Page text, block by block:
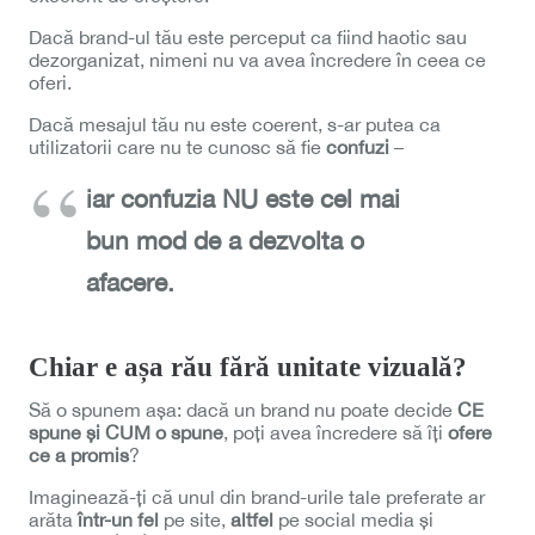
Dacă brand-ul tău este perceput ca fiind haotic sau
dezorganizat, nimeni nu va avea încredere în ceea ce
oferi.
Dacă mesajul tău nu este coerent, s-ar putea ca
utilizatorii care nu te cunosc să fie confuzi –
iar confuzia NU este cel mai
bun mod de a dezvolta o
afacere.
Chiar e așa rău fără unitate vizuală?
Să o spunem așa: dacă un brand nu poate decide CE
spune și CUM o spune, poți avea încredere să îți ofere
ce a promis?
Imaginează-ți că unul din brand-urile tale preferate ar
arătaîntr-un fel pe site, altfel pe social media și